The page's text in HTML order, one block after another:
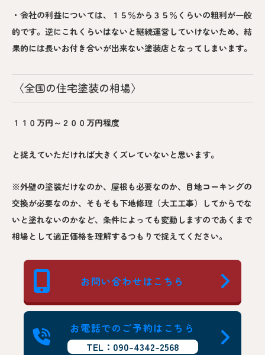
・会社の利益については、１５％から３５％くらいの粗利が一般
的です。逆にこれくらいはないと継続運営していけないため、結
果的には長いお付き合いが出来ない塗装店となってしまいます。
〈全国の住宅塗装の相場〉
１１０万円～２００万円程度
と捉えていただければ大きくズレていないと思います。
※外壁の塗装だけなのか、屋根も必要なのか、目地コーキングの
交換が必要なのか、そもそも下地修理（大工工事）してからでな
いと塗れないのかなど、条件によっても変動しますのであくまで
相場として適正価格を理解するつもりで捉えてください。
お問い合わせはこちら
お電話でのご予約はこちら
TEL：090-4342-2568